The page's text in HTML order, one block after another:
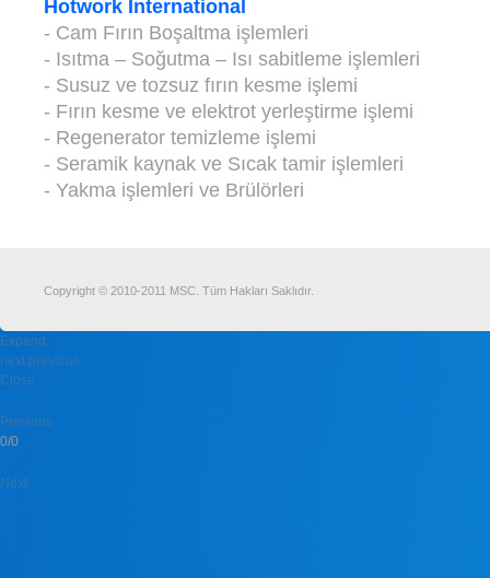
Hotwork International
- Cam Fırın Boşaltma işlemleri
- Isıtma – Soğutma – Isı sabitleme işlemleri
- Susuz ve tozsuz fırın kesme işlemi
- Fırın kesme ve elektrot yerleştirme işlemi
- Regenerator temizleme işlemi
- Seramik kaynak ve Sıcak tamir işlemleri
- Yakma işlemleri ve Brülörleri
Copyright © 2010-2011 MSC. Tüm Hakları Saklıdır.
Expand
next previous
Close
Previous
0/0
Next